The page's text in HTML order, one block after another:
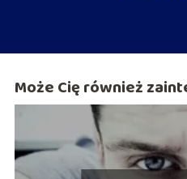
Może Cię również